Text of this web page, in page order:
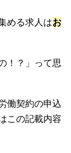
める求人はお
！？」って思
働契約の申込
この記載内容